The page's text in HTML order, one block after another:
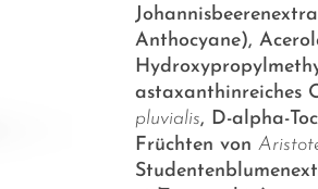
Anthocyane),
astaxanthinreiches
pluvialis, D-alpha-
Früchten von